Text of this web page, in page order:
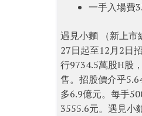
一手入場費
遇見小麵 （新上市
27日起至12月2日
行9734.5萬股H股
售。招股價介乎
多6.9億元。每手
3555.6元。遇見小